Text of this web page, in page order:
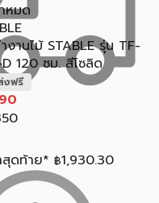
หมด
งานไม้ STABLE รุ่น TF-
120 ซม. สีโซลิด
งฟรี
สุดท้าย* ฿1,930.30